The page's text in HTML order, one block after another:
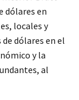
dólares en
locales y
dólares en el
y la
al